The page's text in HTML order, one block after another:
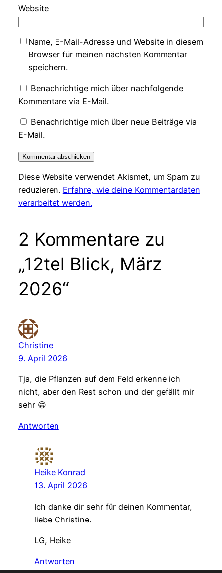
Website
Name, E-Mail-Adresse und Website in diesem
Browser für meinen nächsten Kommentar
speichern.
Benachrichtige mich über nachfolgende
Kommentare via E-Mail.
Benachrichtige mich über neue Beiträge via
E-Mail.
Diese Website verwendet Akismet, um Spam zu
reduzieren. Erfahre, wie deine Kommentardaten
verarbeitet werden.
2 Kommentare zu
„12tel Blick, März
2026“
Christine
9. April 2026
Tja, die Pflanzen auf dem Feld erkenne ich
nicht, aber den Rest schon und der gefällt mir
sehr 😁
Antworten
Heike Konrad
13. April 2026
Ich danke dir sehr für deinen Kommentar,
liebe Christine.
LG, Heike
Antworten